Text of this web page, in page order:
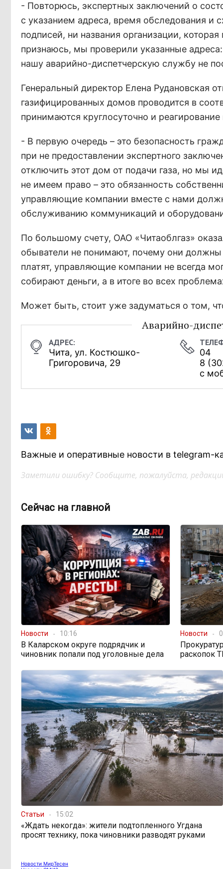
- Повторюсь, экспертных заключений о
с указанием адреса, время обследования
подписей, ни названия организации,
признаюсь, мы проверили указанные
нашу аварийно-диспетчерскую службу не
Генеральный директор Елена Рудановская
газифицированных домов проводится в
принимаются круглосуточно и
- В первую очередь – это безопасность
при не предоставлении экспертного
отключить этот дом от подачи газа, но мы
не имеем право – это обязанность
управляющие компании вместе с нами
обслуживанию коммуникаций и
По большому счету, ОАО «Читаоблгаз»
обыватели не понимают, почему они
платят, управляющие компании не всегда
собирают деньги, а в итоге во всех
Может быть, стоит уже задуматься о том,
Аварийно-
Чита, ул. Костюшко-
Григоровича, 29
04
8
с
Важные и оперативные новости в telegram-
Заметили ошибку? Сообщите, пожалуйста,
Сейчас на главной
Новости 10:16
В Каларском округе подрядчик и
чиновник попали под уголовные дела
Новости
раскопок
Статьи 15:02
«Ждать некогда»: жители подтопленного Угдана
просят технику, пока чиновники разводят руками
Новости МирТесен